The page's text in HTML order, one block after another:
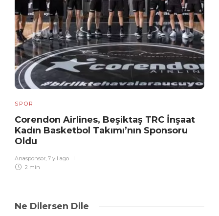
SPOR
Corendon Airlines, Beşiktaş TRC İnşaat
Kadın Basketbol Takımı’nın Sponsoru
Oldu
Anasponsor, 7 yıl ago
2 min
Ne Dilersen Dile